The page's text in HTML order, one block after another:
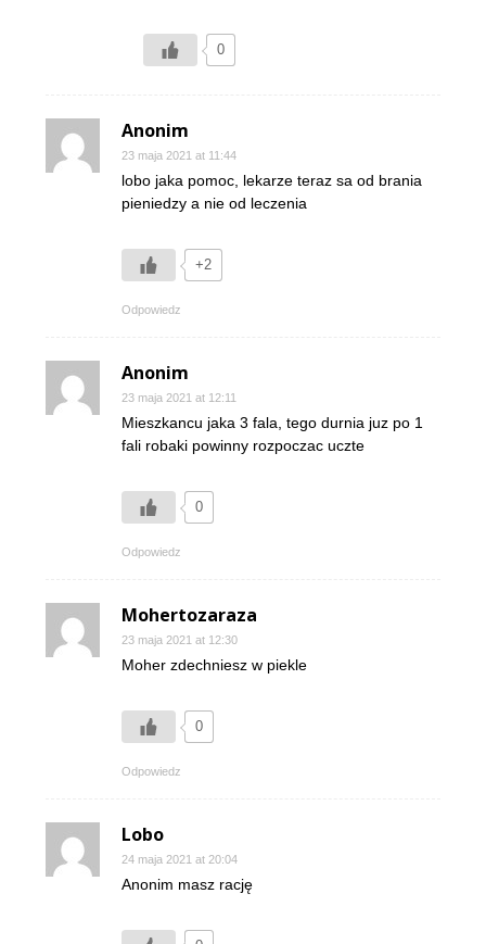
0
Anonim
23 maja 2021 at 11:44
lobo jaka pomoc, lekarze teraz sa od brania
pieniedzy a nie od leczenia
+2
Odpowiedz
Anonim
23 maja 2021 at 12:11
Mieszkancu jaka 3 fala, tego durnia juz po 1
fali robaki powinny rozpoczac uczte
0
Odpowiedz
Mohertozaraza
23 maja 2021 at 12:30
Moher zdechniesz w piekle
0
Odpowiedz
Lobo
24 maja 2021 at 20:04
Anonim masz rację